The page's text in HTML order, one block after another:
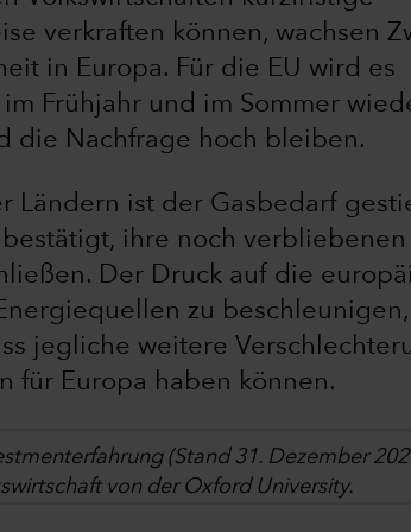
verkraften können, wachsen
in Europa. Für die EU wird es
Frühjahr und im Sommer
die Nachfrage hoch bleiben.
Ländern ist der Gasbedarf
ihre noch verbliebenen
Der Druck auf die
zu
jegliche weitere
für Europa haben können.
(Stand 31. Dezember
von der Oxford University.